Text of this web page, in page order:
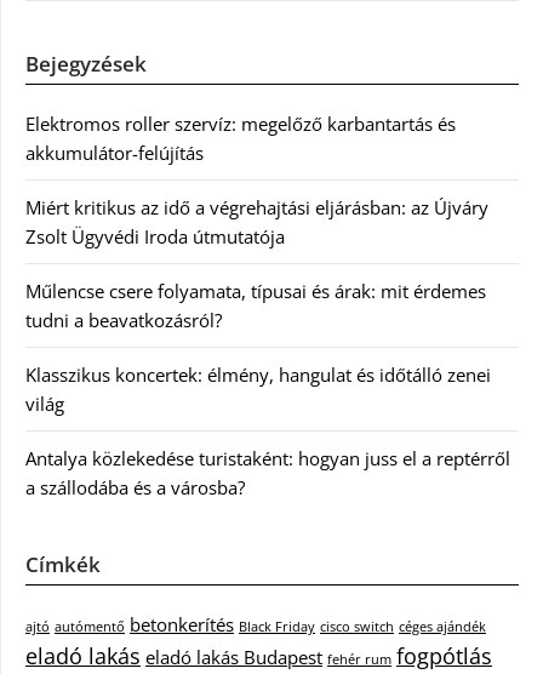
Bejegyzések
Elektromos roller szervíz: megelőző karbantartás és
akkumulátor-felújítás
Miért kritikus az idő a végrehajtási eljárásban: az Újváry
Zsolt Ügyvédi Iroda útmutatója
Műlencse csere folyamata, típusai és árak: mit érdemes
tudni a beavatkozásról?
Klasszikus koncertek: élmény, hangulat és időtálló zenei
világ
Antalya közlekedése turistaként: hogyan juss el a reptérről
a szállodába és a városba?
Címkék
ajtó autómentő betonkerítés Black Friday cisco switch céges ajándék
eladó lakás eladó lakás Budapest fehér rum fogpótlás